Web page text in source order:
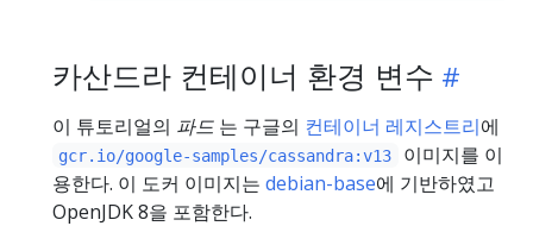
카산드라 컨테이너 환경 변수
이 튜토리얼의 파드 는 구글의 컨테이너 레지스트리에
gcr.io/google-samples/cassandra:v13
이미지를 이
용한다. 이 도커 이미지는 debian-base에 기반하였고
OpenJDK 8을 포함한다.